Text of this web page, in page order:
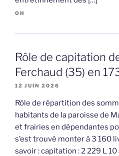
OH
Rôle de capitation
Ferchaud (35) en
12 JUIN 2026
Rôle de répartition des
habitants de la paroisse de
et frairies en dépendantes
s’est trouvé monter à 3 160
savoir : capitation : 2 229 L